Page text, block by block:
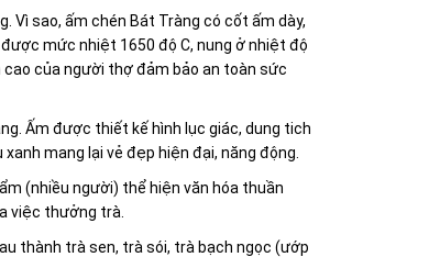
Vì sao, ấm chén Bát Tràng có cốt ấm dày,
mức nhiệt 1650 độ C, nung ở nhiệt độ
của người thợ đảm bảo an toàn sức
Ấm được thiết kế hình lục giác, dung tich
mang lại vẻ đẹp hiện đại, năng động.
(nhiều người) thể hiện văn hóa thuần
việc thưởng trà.
thành trà sen, trà sói, trà bạch ngọc (ướp